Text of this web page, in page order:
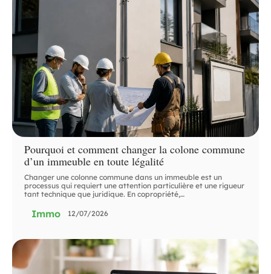
Pourquoi et comment changer la colone commune
d’un immeuble en toute légalité
Changer une colonne commune dans un immeuble est un
processus qui requiert une attention particulière et une rigueur
tant technique que juridique. En copropriété,…
Immo 12/07/2026